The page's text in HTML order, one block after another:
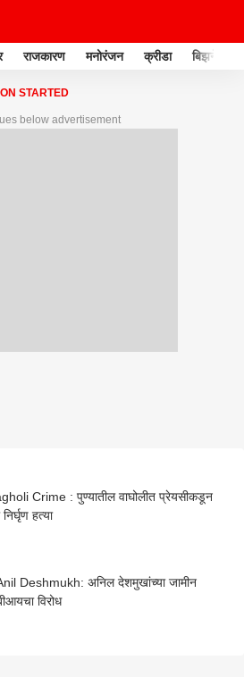
राजकारण मनोरंजन क्रीडा बिझनेस
STARTED
below advertisement
Crime : पुण्यातील वाघोलीत प्रेयसीकडून
हत्या
Deshmukh: अनिल देशमुखांच्या जामीन
विरोध